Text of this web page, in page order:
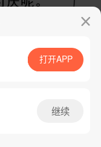
App免费看
打开APP
继续